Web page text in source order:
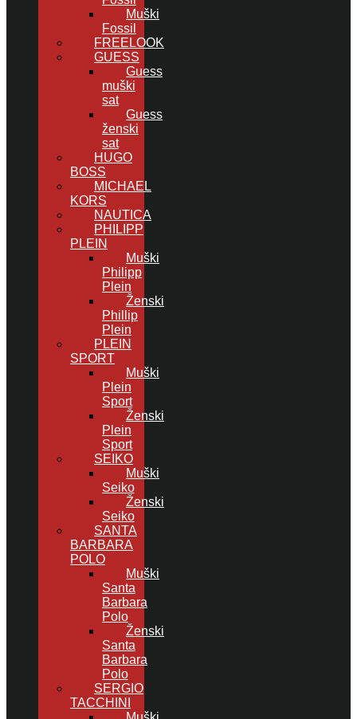
Muški
Fossil
FREELOOK
GUESS
Guess
muški
sat
Guess
ženski
sat
HUGO
BOSS
MICHAEL
KORS
NAUTICA
PHILIPP
PLEIN
Muški
Philipp
Plein
Ženski
Phillip
Plein
PLEIN
SPORT
Muški
Plein
Sport
Ženski
Plein
Sport
SEIKO
Muški
Seiko
Ženski
Seiko
SANTA
BARBARA
POLO
Muški
Santa
Barbara
Polo
Ženski
Santa
Barbara
Polo
SERGIO
TACCHINI